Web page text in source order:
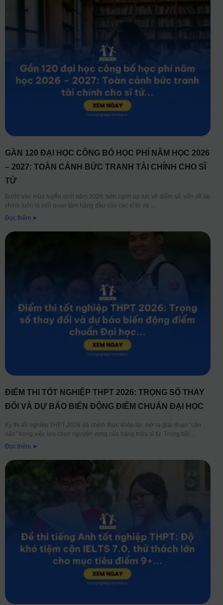
GẦN 120 ĐẠI HỌC CÔNG BỐ HỌC PHÍ NĂM HỌC 2026
– 2027: TOÀN CẢNH BỨC TRANH TÀI CHÍNH CHO SĨ
TỬ
Bước vào mùa tuyển sinh năm 2026, bên cạnh áp lực về điểm số, vấn đề tài
chính luôn là mối quan tâm hàng đầu của các sĩ tử và
Đọc thêm ➤
ĐIỂM THI TỐT NGHIỆP THPT 2026: TRỌNG SỐ THAY
ĐỔI VÀ DỰ BÁO BIẾN ĐỘNG ĐIỂM CHUẨN ĐẠI HỌC
Kỳ thi tốt nghiệp THPT 2026 đã chính thức khép lại, mở ra giai đoạn “cân
não” trong việc lựa chọn nguyện vọng của hàng triệu sĩ tử. Trong bối
Đọc thêm ➤